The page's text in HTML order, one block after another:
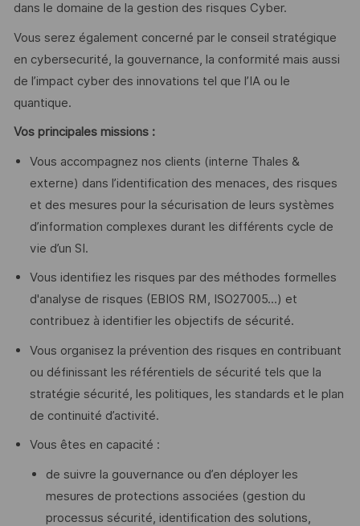
dans le domaine de la gestion des risques Cyber.
Vous serez également concerné par le conseil stratégique
en cybersecurité, la gouvernance, la conformité mais aussi
de l’impact cyber des innovations tel que l’IA ou le
quantique.
Vos principales missions :
Vous accompagnez nos clients (interne Thales &
externe) dans l’identification des menaces, des risques
et des mesures pour la sécurisation de leurs systèmes
d’information complexes durant les différents cycle de
vie d’un SI.
Vous identifiez les risques par des méthodes formelles
d'analyse de risques (EBIOS RM, ISO27005...) et
contribuez à identifier les objectifs de sécurité.
Vous organisez la prévention des risques en contribuant
ou définissant les référentiels de sécurité tels que la
stratégie sécurité, les politiques, les standards et le plan
de continuité d’activité.
Vous êtes en capacité :
de suivre la gouvernance ou d’en déployer les
mesures de protections associées (gestion du
processus sécurité, identification des solutions,